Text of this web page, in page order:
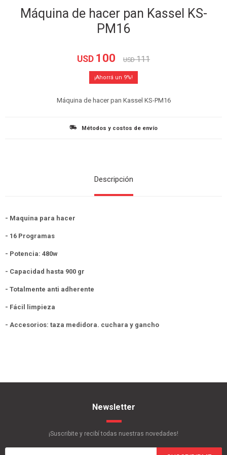
Máquina de hacer pan Kassel KS-
PM16
USD 100 USD 111
9
Máquina de hacer pan Kassel KS-PM16
Métodos y costos de envío
Descripción
- Maquina para hacer
- 16 Programas
- Potencia: 480w
- Capacidad hasta 900 gr
- Totalmente anti adherente
- Fácil limpieza
- Accesorios: taza medidora. cuchara y gancho
Newsletter
¡Suscribite y recibí todas nuestras novedades!